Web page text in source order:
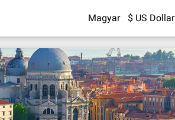
Magyar $ US Dollar